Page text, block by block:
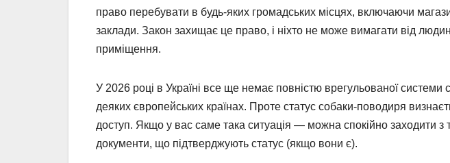
право перебувати в будь-яких громадських місцях, включаючи
заклади. Закон захищає це право, і ніхто не може вимагати від
приміщення.
У 2026 році в Україні все ще немає повністю врегульованої системи
деяких європейських країнах. Проте статус собаки-поводиря
доступ. Якщо у вас саме така ситуація — можна спокійно заходити
документи, що підтверджують статус (якщо вони є).